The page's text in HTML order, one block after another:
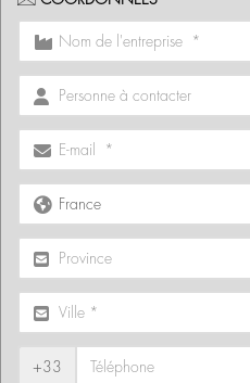
+33